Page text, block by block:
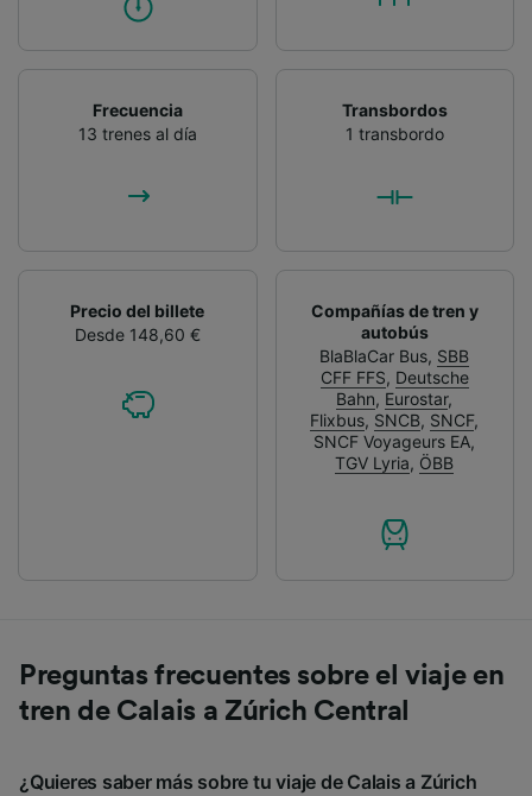
Frecuencia
13 trenes al día
Transbordos
1 transbordo
Precio del billete
Desde 148,60 €
Compañías de tren y
autobús
BlaBlaCar Bus, SBB
CFF FFS, Deutsche
Bahn, Eurostar,
Flixbus, SNCB, SNCF,
SNCF Voyageurs EA,
TGV Lyria, ÖBB
Preguntas frecuentes sobre el viaje en
tren de Calais a Zúrich Central
¿Quieres saber más sobre tu viaje de Calais a Zúrich